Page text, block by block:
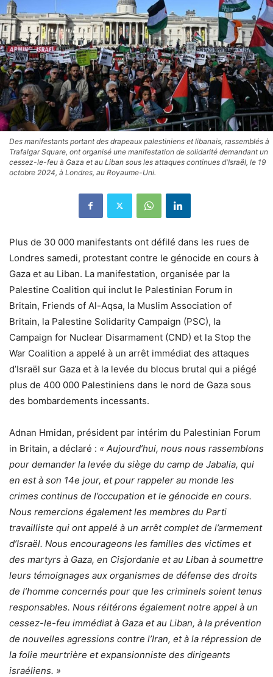
Des manifestants portant des drapeaux palestiniens et libanais, rassemblés à
Trafalgar Square, ont organisé une manifestation de solidarité demandant un
cessez-le-feu à Gaza et au Liban sous les attaques continues d'Israël, le 19
octobre 2024, à Londres, au Royaume-Uni.
Plus de 30 000 manifestants ont défilé dans les rues de
Londres samedi, protestant contre le génocide en cours à
Gaza et au Liban. La manifestation, organisée par la
Palestine Coalition qui inclut le Palestinian Forum in
Britain, Friends of Al-Aqsa, la Muslim Association of
Britain, la Palestine Solidarity Campaign (PSC), la
Campaign for Nuclear Disarmament (CND) et la Stop the
War Coalition a appelé à un arrêt immédiat des attaques
d’Israël sur Gaza et à la levée du blocus brutal qui a piégé
plus de 400 000 Palestiniens dans le nord de Gaza sous
des bombardements incessants.
Adnan Hmidan, président par intérim du Palestinian Forum
in Britain, a déclaré : « Aujourd’hui, nous nous rassemblons
pour demander la levée du siège du camp de Jabalia, qui
en est à son 14e jour, et pour rappeler au monde les
crimes continus de l’occupation et le génocide en cours.
Nous remercions également les membres du Parti
travailliste qui ont appelé à un arrêt complet de l’armement
d’Israël. Nous encourageons les familles des victimes et
des martyrs à Gaza, en Cisjordanie et au Liban à soumettre
leurs témoignages aux organismes de défense des droits
de l’homme concernés pour que les criminels soient tenus
responsables. Nous réitérons également notre appel à un
cessez-le-feu immédiat à Gaza et au Liban, à la prévention
de nouvelles agressions contre l’Iran, et à la répression de
la folie meurtrière et expansionniste des dirigeants
israéliens. »